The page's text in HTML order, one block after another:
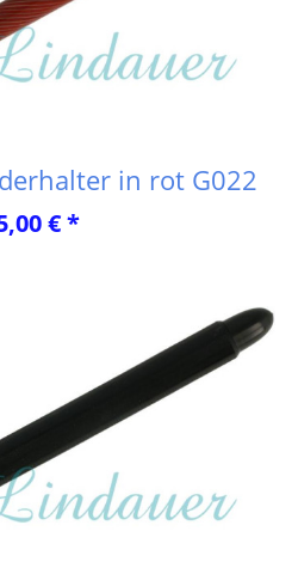
in rot G022
€ *